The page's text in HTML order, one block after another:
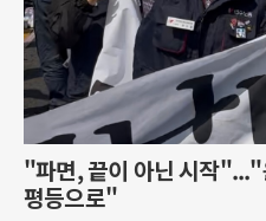
"파면, 끝이 아닌 시작
평등으로"